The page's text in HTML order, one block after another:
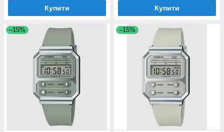
Купити Купити
–15% –15%